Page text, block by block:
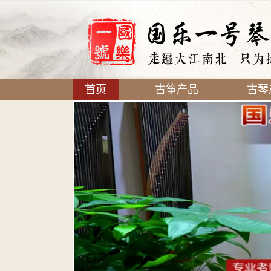
首页 古筝产品 古